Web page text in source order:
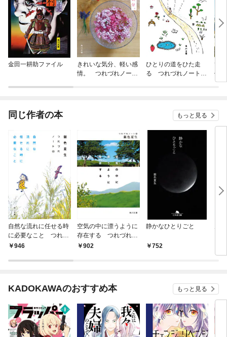
金田一耕助ファイル
きれいな気分、軽い感
情。 つれづれノート
ひとりの道をひた走
る つれづれノート
ひ
作
(46)
同じ作者の本 もっと見る
自然な流れに任せる時
に必要なこと つれづ
れノート(49)
946
空気の中に漂うように
存在する つれづれノ
ート(48)
902
静かなひとりごと
752
KADOKAWAのおすすめ本 もっと見る